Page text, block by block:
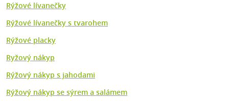
Rýžové lívanečky
Rýžové lívanečky s tvarohem
Rýžové placky
Ryžový nákyp
Rýžový nákyp s jahodami
Rýžový nákyp se sýrem a salámem